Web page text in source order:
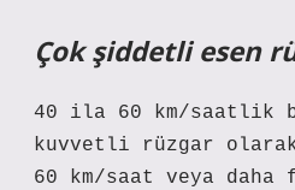
Çok şiddetli esen
40 ila 60 km/saatlik
kuvvetli rüzgar
60 km/saat veya